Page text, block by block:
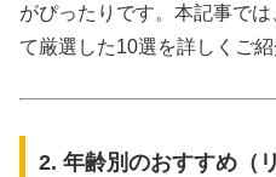
がぴったりです。本記事で
て厳選した10選を詳しくご紹
2. 年齢別のおすすめ（